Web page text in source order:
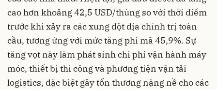
cao hơn khoảng 42,5 USD/thùng so với thời điểm
trước khi xảy ra các xung đột địa chính trị toàn
cầu, tương ứng với mức tăng phi mã 45,9%. Sự
tăng vọt này làm phát sinh chi phí vận hành máy
móc, thiết bị thi công và phương tiện vận tải
logistics, đặc biệt gây tổn thương nặng nề cho các